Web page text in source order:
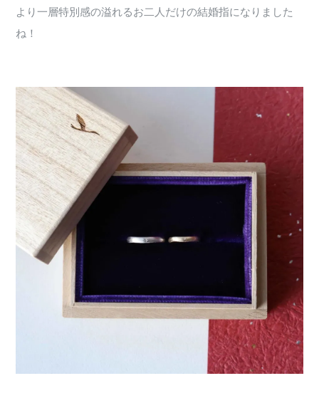
より一層特別感の溢れるお二人だけの結婚指になりました
ね！